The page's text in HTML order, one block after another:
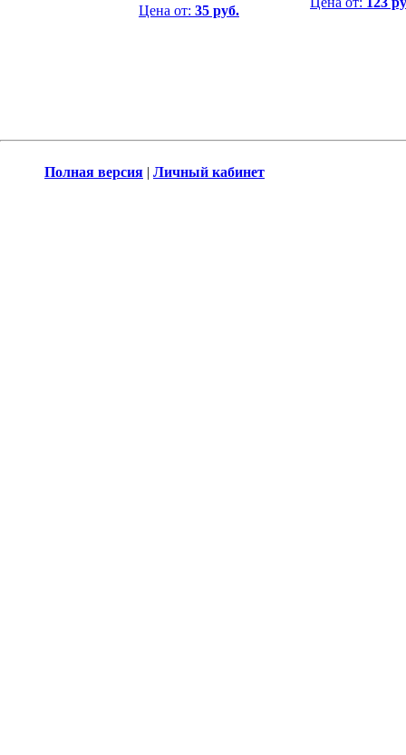
Цена от: 35 руб.
Полная версия | Личный кабинет